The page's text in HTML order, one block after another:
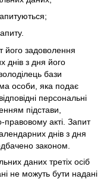
його задоволення
днів з дня його
бази
особи, яка подає
персональні
підстави,
правовому акті. Запит
днів з дня
законом.
даних третіх осіб
не можуть бути надані